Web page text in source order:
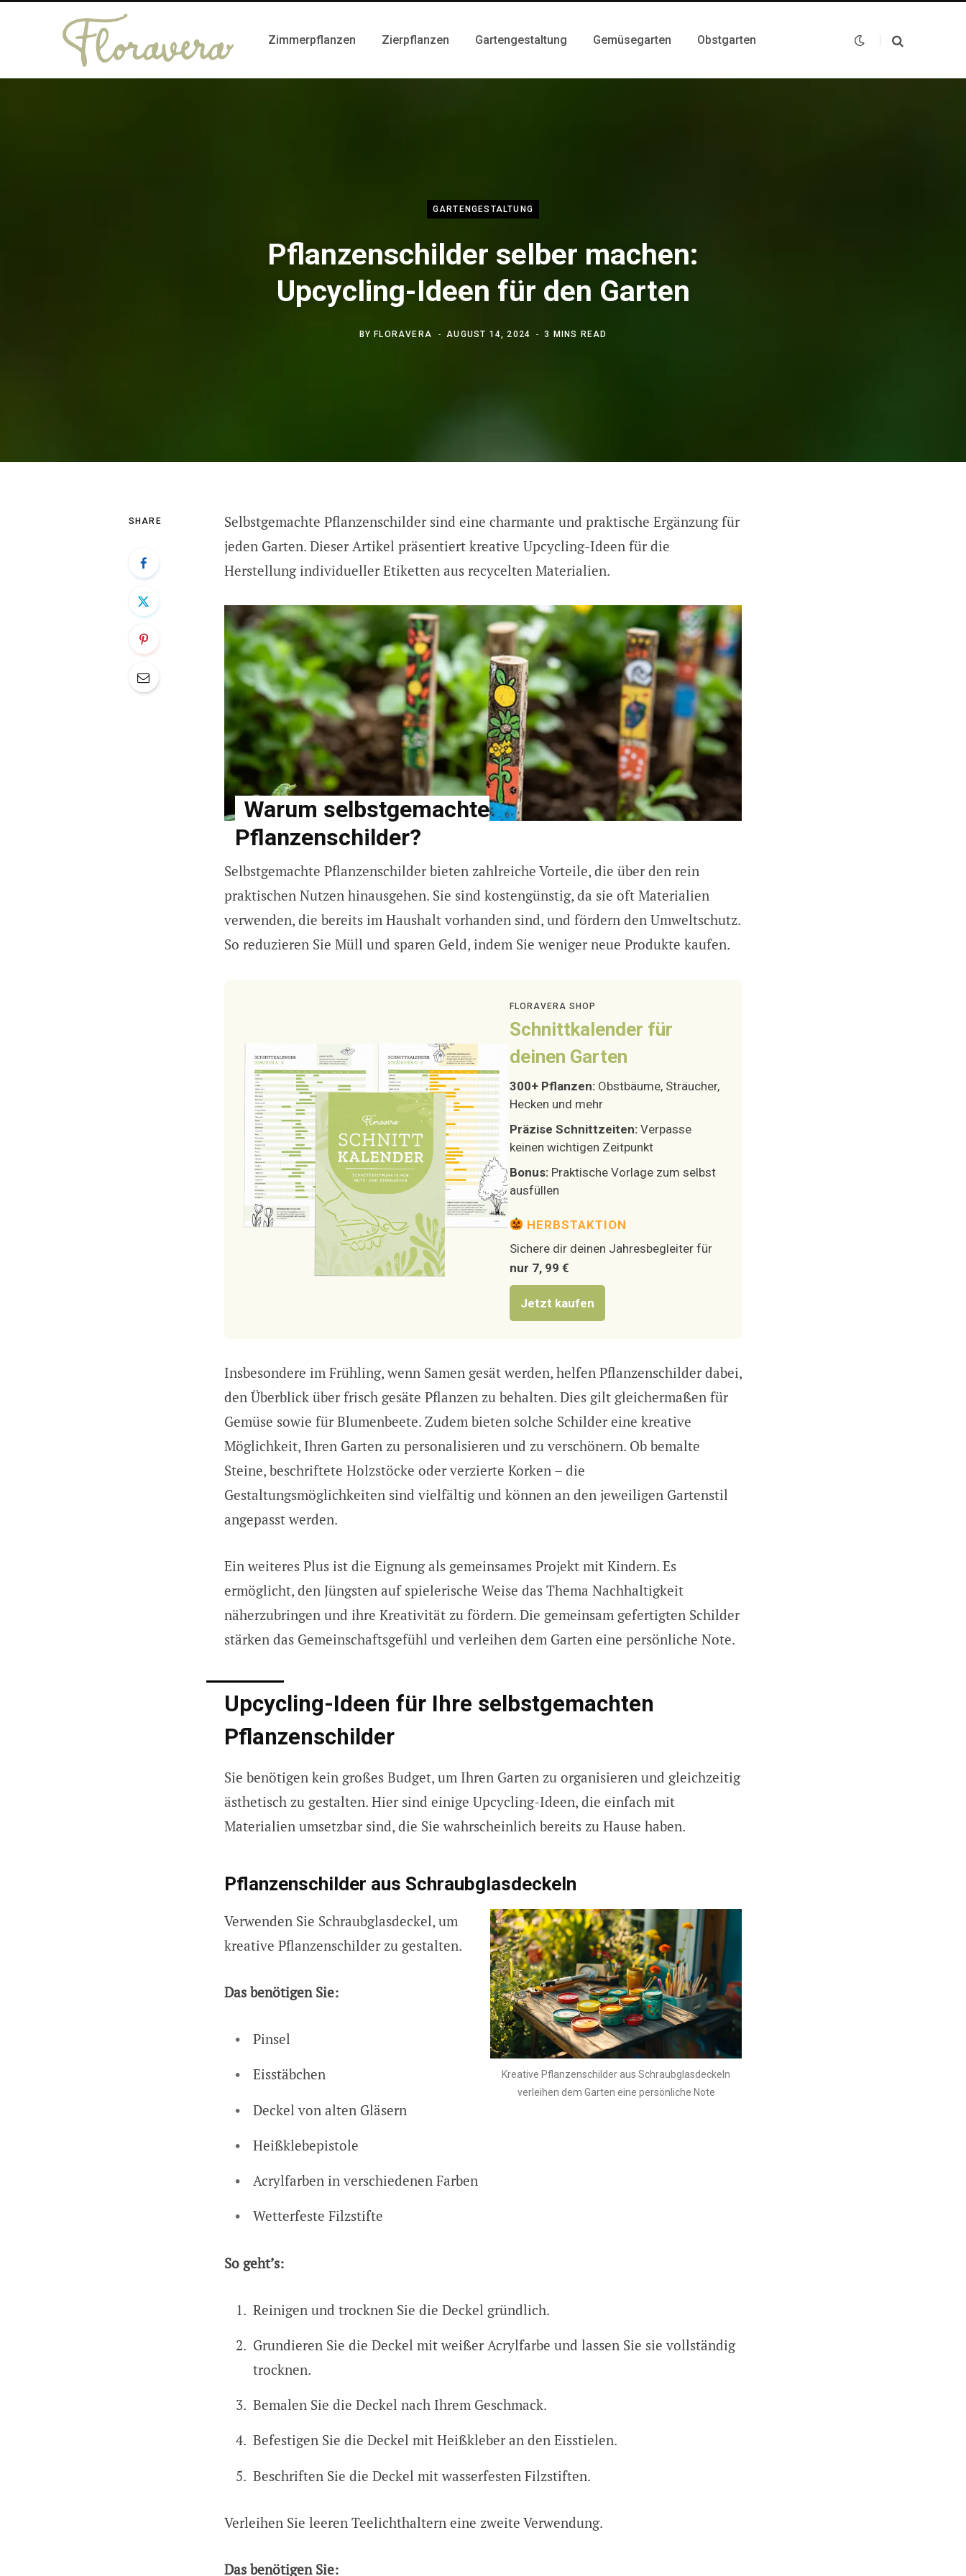
Zimmerpflanzen Zierpflanzen Gartengestaltung Gemüsegarten Obstgarten
GARTENGESTALTUNG
Pflanzenschilder selber machen:
Upcycling-Ideen für den Garten
BY FLORAVERA AUGUST 14, 2024 3 MINS READ
SHARE
Selbstgemachte Pflanzenschilder sind eine charmante und praktische Ergänzung für
jeden Garten. Dieser Artikel präsentiert kreative Upcycling-Ideen für die
Herstellung individueller Etiketten aus recycelten Materialien.
Warum selbstgemachte
Pflanzenschilder?
Selbstgemachte Pflanzenschilder bieten zahlreiche Vorteile, die über den rein
praktischen Nutzen hinausgehen. Sie sind kostengünstig, da sie oft Materialien
verwenden, die bereits im Haushalt vorhanden sind, und fördern den Umweltschutz.
So reduzieren Sie Müll und sparen Geld, indem Sie weniger neue Produkte kaufen.
FLORAVERA SHOP
Schnittkalender für
deinen Garten
300+ Pflanzen: Obstbäume, Sträucher,
Hecken und mehr
Präzise Schnittzeiten: Verpasse
keinen wichtigen Zeitpunkt
Bonus: Praktische Vorlage zum selbst
ausfüllen
HERBSTAKTION
Sichere dir deinen Jahresbegleiter für
nur 7, 99 €
Jetzt kaufen
Insbesondere im Frühling, wenn Samen gesät werden, helfen Pflanzenschilder dabei,
den Überblick über frisch gesäte Pflanzen zu behalten. Dies gilt gleichermaßen für
Gemüse sowie für Blumenbeete. Zudem bieten solche Schilder eine kreative
Möglichkeit, Ihren Garten zu personalisieren und zu verschönern. Ob bemalte
Steine, beschriftete Holzstöcke oder verzierte Korken – die
Gestaltungsmöglichkeiten sind vielfältig und können an den jeweiligen Gartenstil
angepasst werden.
Ein weiteres Plus ist die Eignung als gemeinsames Projekt mit Kindern. Es
ermöglicht, den Jüngsten auf spielerische Weise das Thema Nachhaltigkeit
näherzubringen und ihre Kreativität zu fördern. Die gemeinsam gefertigten Schilder
stärken das Gemeinschaftsgefühl und verleihen dem Garten eine persönliche Note.
Upcycling-Ideen für Ihre selbstgemachten
Pflanzenschilder
Sie benötigen kein großes Budget, um Ihren Garten zu organisieren und gleichzeitig
ästhetisch zu gestalten. Hier sind einige Upcycling-Ideen, die einfach mit
Materialien umsetzbar sind, die Sie wahrscheinlich bereits zu Hause haben.
Pflanzenschilder aus Schraubglasdeckeln
Kreative Pflanzenschilder aus Schraubglasdeckeln
verleihen dem Garten eine persönliche Note
Verwenden Sie Schraubglasdeckel, um
kreative Pflanzenschilder zu gestalten.
Das benötigen Sie:
Pinsel
Eisstäbchen
Deckel von alten Gläsern
Heißklebepistole
Acrylfarben in verschiedenen Farben
Wetterfeste Filzstifte
So geht’s:
Reinigen und trocknen Sie die Deckel gründlich.
Grundieren Sie die Deckel mit weißer Acrylfarbe und lassen Sie sie vollständig
trocknen.
Bemalen Sie die Deckel nach Ihrem Geschmack.
Befestigen Sie die Deckel mit Heißkleber an den Eisstielen.
Beschriften Sie die Deckel mit wasserfesten Filzstiften.
Verleihen Sie leeren Teelichthaltern eine zweite Verwendung.
Das benötigen Sie: